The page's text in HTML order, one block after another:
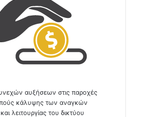
αυξήσεων στις παροχές
κάλυψης των αναγκών
λειτουργίας του δικτύου